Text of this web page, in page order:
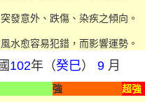
發意外、跌傷、染疾之傾向。
水愈容易犯錯，而影響運勢。
102年（癸巳） 9 月
強
超強